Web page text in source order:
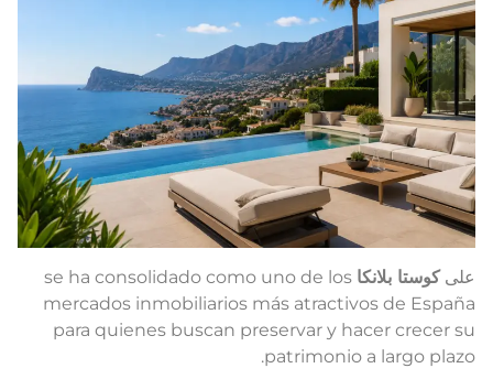
كوستا بلانكا se ha consolidado como uno de los
mercados inmobiliarios más atractivos de
para quienes buscan preservar y hacer crecer
patrimonio a largo